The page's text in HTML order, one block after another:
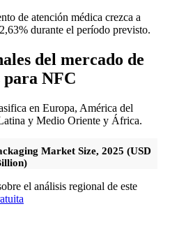
de atención médica crezca a
durante el período previsto.
del mercado de
para NFC
en Europa, América del
y Medio Oriente y África.
Market Size, 2025 (USD
el análisis regional de este